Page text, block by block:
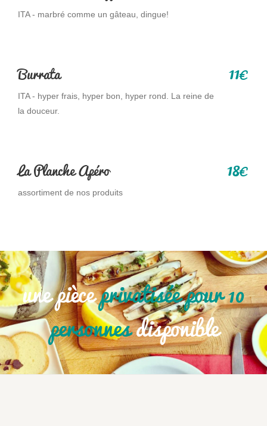
ITA - marbré comme un gâteau, dingue!
Burrata
ITA - hyper frais, hyper bon, hyper rond. La reine de
la douceur.
11€
La Planche Apéro
assortiment de nos produits
18€
une pièceprivatisée pour 10
personnesdisponible